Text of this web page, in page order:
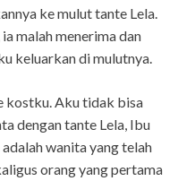
ke mulut tante Lela.
malah menerima dan
keluarkan di mulutnya.
kostku. Aku tidak bisa
dengan tante Lela, Ibu
wanita yang telah
orang yang pertama